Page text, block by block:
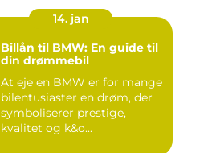
14. jan
Billån til BMW: En guide til
din drømmebil
At eje en BMW er for mange
bilentusiaster en drøm, der
symboliserer prestige,
kvalitet og k&o...